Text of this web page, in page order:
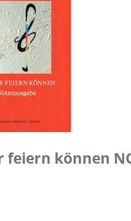
feiern können